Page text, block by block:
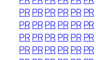
PRPRPRPRPR PR
PRPRPRPRPR PR
PRPRPRPRPR PR
PRPRPRPRPR PR